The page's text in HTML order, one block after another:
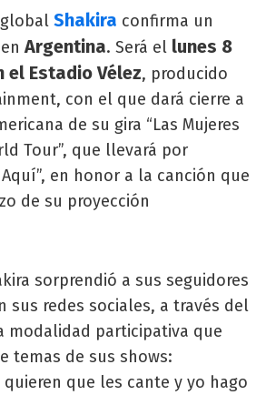
Shakira confirma un
Argentina. Será el lunes 8
el Estadio Vélez, producido
con el que dará cierre a
de su gira “Las Mujeres
Tour”, que llevará por
en honor a la canción que
de su proyección
sorprendió a sus seguidores
sus redes sociales, a través del
modalidad participativa que
temas de sus shows:
quieren que les cante y yo hago